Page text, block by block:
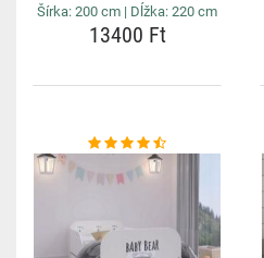
Šírka: 200 cm | Dĺžka: 220 cm
13400 Ft